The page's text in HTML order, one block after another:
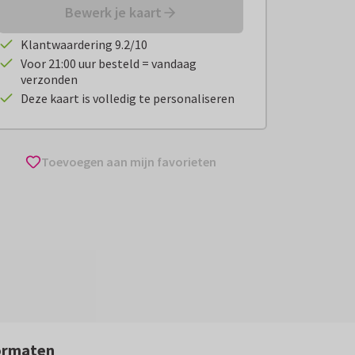
Bewerk je kaart
Klantwaardering 9.2/10
Voor 21:00 uur besteld = vandaag
verzonden
Deze kaart is volledig te personaliseren
Toevoegen aan mijn favorieten